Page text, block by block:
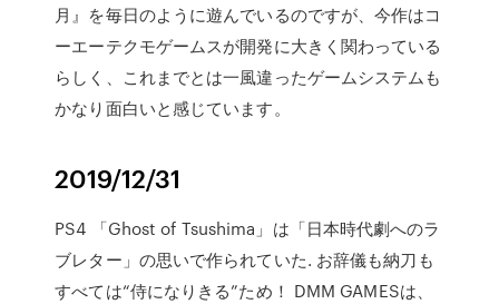
月』を毎日のように遊んでいるのですが、今作はコ
ーエーテクモゲームスが開発に大きく関わっている
らしく、これまでとは一風違ったゲームシステムも
かなり面白いと感じています。
2019/12/31
PS4 「Ghost of Tsushima」は「日本時代劇へのラ
ブレター」の思いで作られていた. お辞儀も納刀も
すべては“侍になりきる”ため！ DMM GAMESは、